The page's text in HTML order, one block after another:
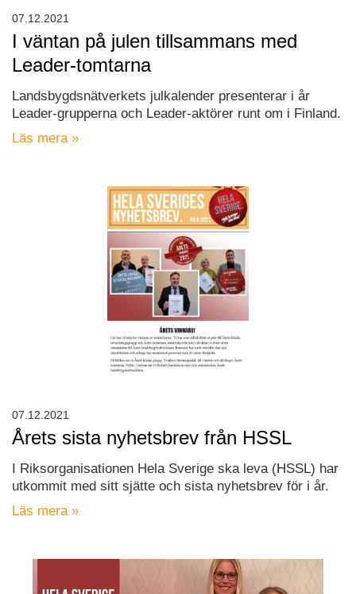
I väntan på julen tillsammans med
Leader-tomtarna
Landsbygdsnätverkets julkalender presenterar i år
Leader-grupperna och Leader-aktörer runt om i Finland.
Läs mera »
07.12.2021
Årets sista nyhetsbrev från HSSL
I Riksorganisationen Hela Sverige ska leva (HSSL) har
utkommit med sitt sjätte och sista nyhetsbrev för i år.
Läs mera »
07.12.2021